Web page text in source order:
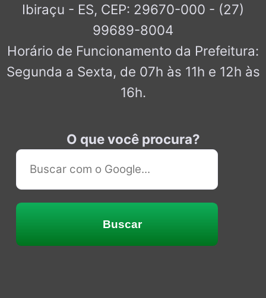
Ibiraçu - ES, CEP: 29670-000 - (27)
99689-8004
Horário de Funcionamento da Prefeitura:
Segunda a Sexta, de 07h às 11h e 12h às
16h.
O que você procura?
Buscar